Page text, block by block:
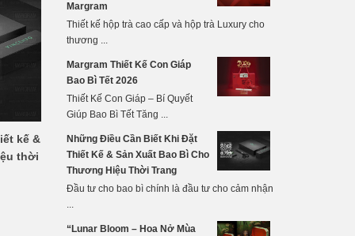
kế &
thời
Margram
Thiết kế hộp trà cao cấp và hộp trà Luxury cho
thương ...
Margram Thiết Kế Con Giáp
Bao Bì Tết 2026
Thiết Kế Con Giáp – Bí Quyết
Giúp Bao Bì Tết Tăng ...
Những Điều Cần Biết Khi Đặt
Thiết Kế & Sản Xuất Bao Bì Cho
Thương Hiệu Thời Trang
Đầu tư cho bao bì chính là đầu tư cho cảm nhận
“Lunar Bloom – Hoa Nở Mùa